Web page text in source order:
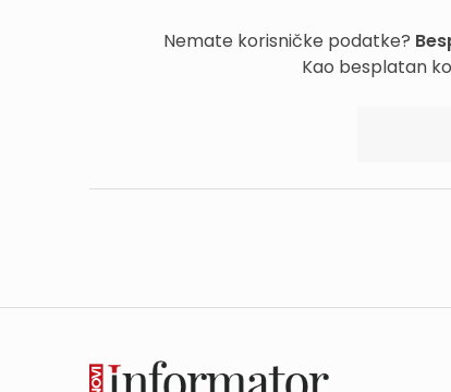
Nemate korisničke podatke?
Kao besplatan